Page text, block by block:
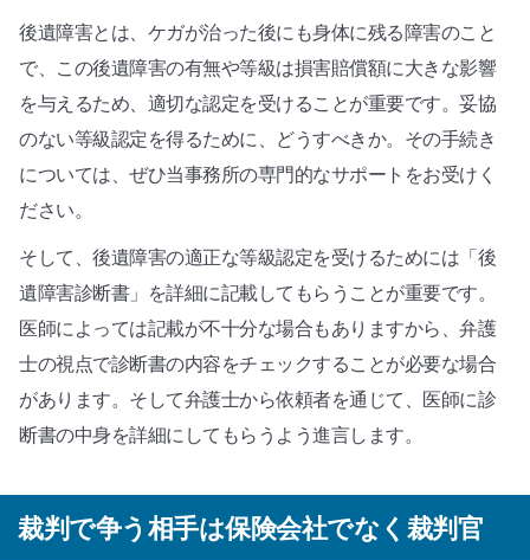
後遺障害とは、ケガが治った後にも身体に残る障害のこと
で、この後遺障害の有無や等級は損害賠償額に大きな影響
を与えるため、適切な認定を受けることが重要です。妥協
のない等級認定を得るために、どうすべきか。その手続き
については、ぜひ当事務所の専門的なサポートをお受けく
ださい。
そして、後遺障害の適正な等級認定を受けるためには「後
遺障害診断書」を詳細に記載してもらうことが重要です。
医師によっては記載が不十分な場合もありますから、弁護
士の視点で診断書の内容をチェックすることが必要な場合
があります。そして弁護士から依頼者を通じて、医師に診
断書の中身を詳細にしてもらうよう進言します。
裁判で争う相手は保険会社でなく裁判官